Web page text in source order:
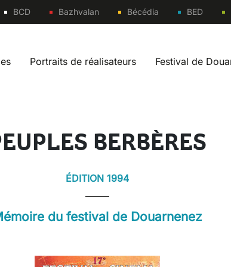
Sites
BCD Bazhvalan Bécédia BED
fr
Portraits de réalisateurs Festival de
BERBÈRES
ÉDITION 1994
du festival de Douarnenez